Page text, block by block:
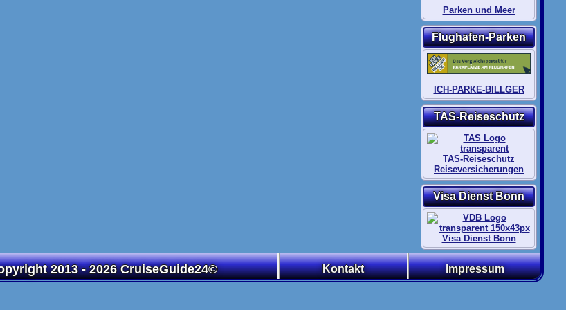
Parken und Meer
Flughafen-Parken
ICH-PARKE-BILLGER
TAS-Reiseschutz
TAS-Reiseschutz
Reiseversicherungen
Visa Dienst Bonn
Visa Dienst Bonn
2013 - 2026 CruiseGuide24© Kontakt Impressum